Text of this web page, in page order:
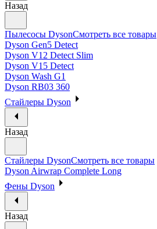
Назад
Пылесосы DysonСмотреть все товары
Dyson Gen5 Detect
Dyson V12 Detect Slim
Dyson V15 Detect
Dyson Wash G1
Dyson RB03 360
Стайлеры Dyson
Назад
Стайлеры DysonСмотреть все товары
Dyson Airwrap Complete Long
Фены Dyson
Назад